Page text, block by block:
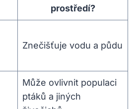
prostředí?
Znečišťuje vodu a půdu
Může ovlivnit populaci
ptáků a jiných